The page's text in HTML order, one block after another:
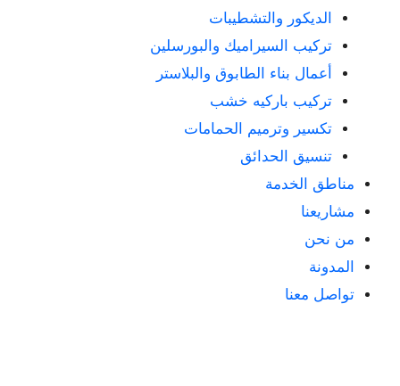
الديكور والتشطيبات
تركيب السيراميك والبورسلين
أعمال بناء الطابوق والبلاستر
تركيب باركيه خشب
تكسير وترميم الحمامات
تنسيق الحدائق
مناطق الخدمة
مشاريعنا
من نحن
المدونة
تواصل معنا